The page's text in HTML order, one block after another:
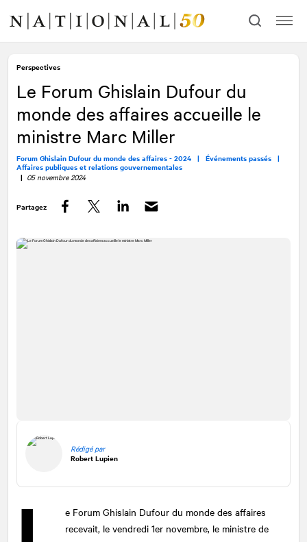
contenu
navigation
Perspectives
Le Forum Ghislain Dufour du
monde des affaires accueille le
ministre Marc Miller
Forum Ghislain Dufour du monde des affaires - 2024 | Événements passés |
Affaires publiques et relations gouvernementales
| 05 novembre 2024
Partagez
Rédigé par
Robert Lupien
e Forum Ghislain Dufour du monde des affaires
recevait, le vendredi 1er novembre, le ministre de